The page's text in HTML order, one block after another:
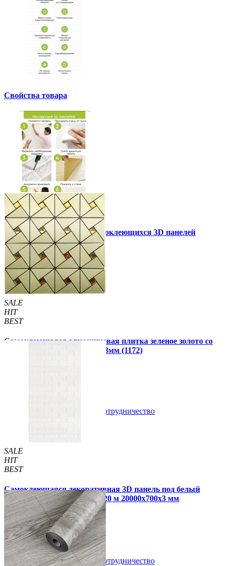
Свойства товара
Инструкция установки самоклеющихся 3D панелей
Другие так же купили
SALE
HIT
BEST
Самоклеющаяся алюминиевая плитка зеленое золото со
стразами мозаика 300х300х3мм (1172)
В закладки Сотрудничество
SALE
HIT
BEST
Самоклеющаяся декоративная 3D панель под белый
матовый кирпич в рулоне 20 м 20000x700x3 мм
1 850 грн./шт 2 899 грн./шт
Купить В закладки Сотрудничество